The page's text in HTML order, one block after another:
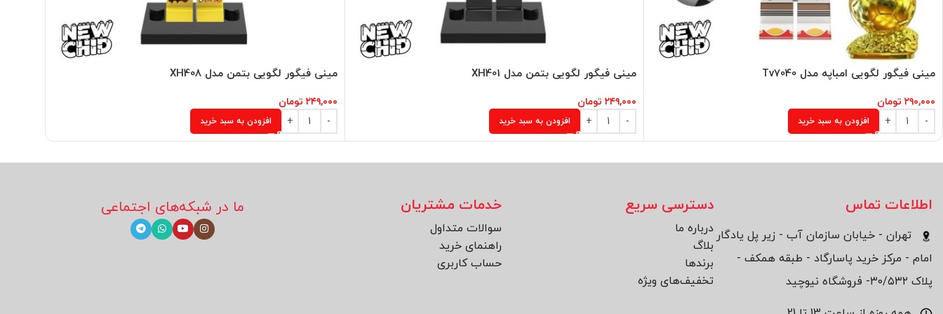
مینی فیگور لگویی امباپه مدل Tv7040
۲۹۰,۰۰۰ تومان
افزودن به سبد خرید
مینی فیگور لگویی بتمن مدل XH401
۲۴۹,۰۰۰ تومان
افزودن به سبد خرید
مینی فیگور لگویی بتمن مدل XH408
۲۴۹,۰۰۰ تومان
افزودن به سبد خرید
اطلاعات تماس
تهران - خیابان سازمان آب - زیر پل یادگار
امام - مرکز خرید پاسارگاد - طبقه همکف -
پلاک ۳۰/۵۳۲- فروشگاه نیوچید
دسترسی سریع
درباره ما
بلاگ
برند‌ها
تخفیف‌های ویژه
خدمات مشتریان
سوالات متداول
راهنمای خرید
حساب کاربری
ما در شبکه‌های اجتماعی